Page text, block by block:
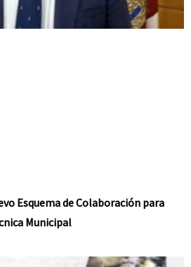
Esquema de Colaboración para
Municipal